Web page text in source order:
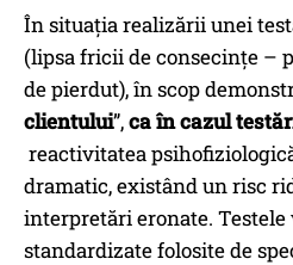
În situația realizării unei
(lipsa fricii de consecințe –
de pierdut), în scop
clientului”,ca în cazul
reactivitatea
dramatic, existând un risc
interpretări eronate. Testele
standardizate folosite de